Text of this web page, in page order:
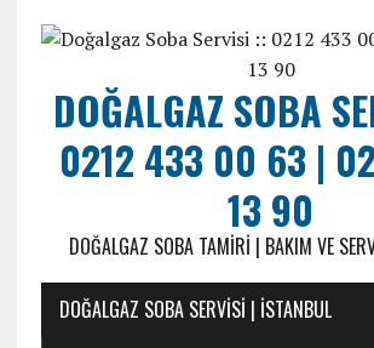
DOĞALGAZ SOBA
0212 433 00 63 |
13 90
DOĞALGAZ SOBA TAMIRI | BAKIM VE
DOĞALGAZ SOBA SERVISI | İSTANBUL